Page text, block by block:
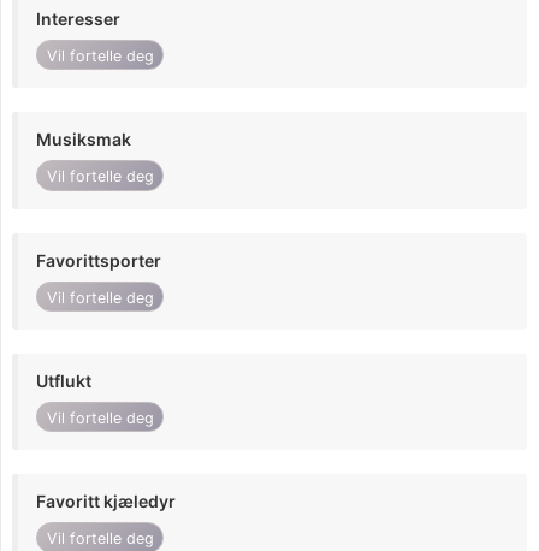
Interesser
Vil fortelle deg
Musiksmak
Vil fortelle deg
Favorittsporter
Vil fortelle deg
Utflukt
Vil fortelle deg
Favoritt kjæledyr
Vil fortelle deg